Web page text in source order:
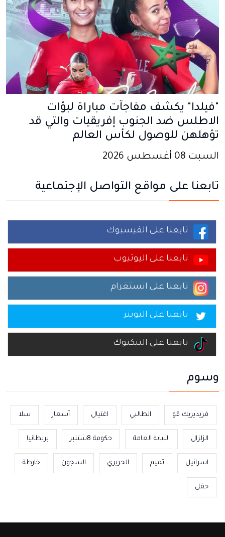
"فيلدا" يكشف مفاجآت مباراة لبؤات
الاطلس ضد الجنوب إفريقيات والتي قد
تؤهلهن للوصول لكأس العالم
السبت 08 أغسطس 2026
تابعنا على مواقع التواصل الإجتماعية
تابعنا على الفيسبوك
تابعنا على اليوتيوب
تابعنا على انستغرام
تابعنا على التويتر
تابعنا على التيكتوك
وسوم
فريديريك ڤو الطالبي اغتيال أسعار سلا
الزلزال النيابة العامة حكومة 8شتنبر بريطانيا
اسرائيل تميم الحريري السجون خارطة
حفل